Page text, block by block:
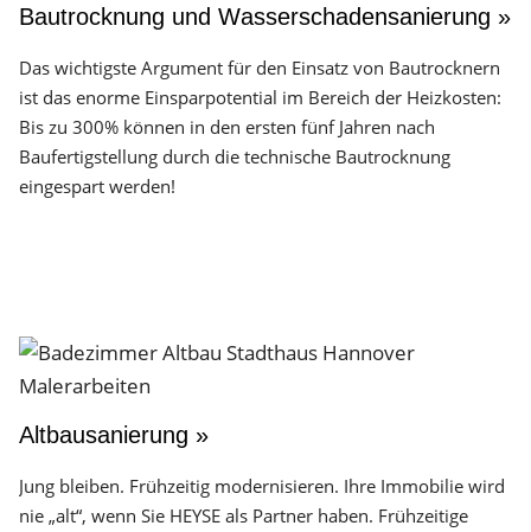
Bautrocknung und Wasserschadensanierung »
Das wichtigste Argument für den Einsatz von Bautrocknern
ist das enorme Einsparpotential im Bereich der Heizkosten:
Bis zu 300% können in den ersten fünf Jahren nach
Baufertigstellung durch die technische Bautrocknung
eingespart werden!
Altbausanierung »
Jung bleiben. Frühzeitig modernisieren. Ihre Immobilie wird
nie „alt“, wenn Sie HEYSE als Partner haben. Frühzeitige